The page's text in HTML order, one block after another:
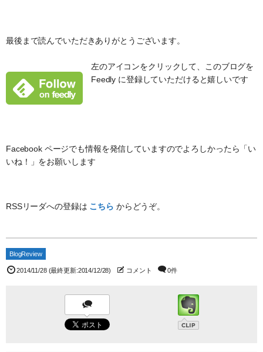
最後まで読んでいただきありがとうございます。
左のアイコンをクリックして、このブログを
Feedly に登録していただけると嬉しいです
Facebook ページでも情報を発信していますのでよろしかったら「い
いね！」をお願いします
RSSリーダへの登録は こちら からどうぞ。
BlogReview
2014/11/28(最終更新:2014/12/28) コメント 0件